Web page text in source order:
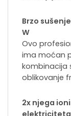
Brzo
W
Ovo
ima moćan
kombinacija
oblikovanje
2x njega